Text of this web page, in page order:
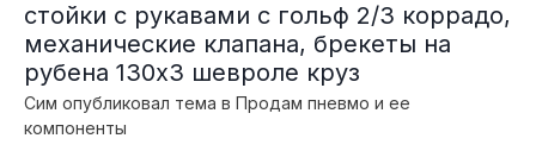
стойки с рукавами с гольф 2/3 коррадо,
механические клапана, брекеты на
рубена 130х3 шевроле круз
Сим опубликовал тема в Продам пневмо и ее
компоненты